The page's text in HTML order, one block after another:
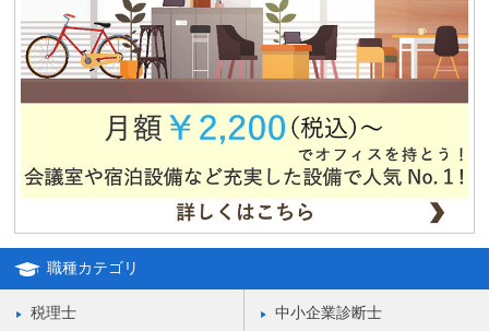
職種カテゴリ
税理士 中小企業診断士